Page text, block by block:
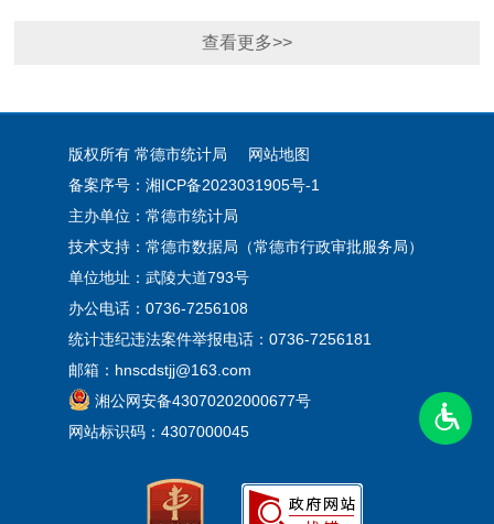
查看更多>>
版权所有 常德市统计局
网站地图
备案序号：湘ICP备2023031905号-1
主办单位：常德市统计局
技术支持：常德市数据局（常德市行政审批服务局）
单位地址：武陵大道793号
办公电话：0736-7256108
统计违纪违法案件举报电话：0736-7256181
邮箱：hnscdstjj@163.com
湘公网安备43070202000677号
网站标识码：4307000045